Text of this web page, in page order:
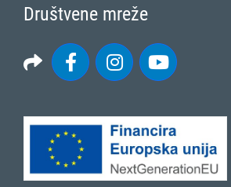
Društvene mreže